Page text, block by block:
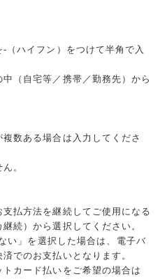
- （ハイフン）をつけて半角で入
（自宅等／携帯／勤務先）から
数ある場合は入力してくださ
。
払方法を継続してご使用になる
続）から選択してください。
い」を選択した場合は、電子バ
でのお支払いとなります。
カード払いをご希望の場合は